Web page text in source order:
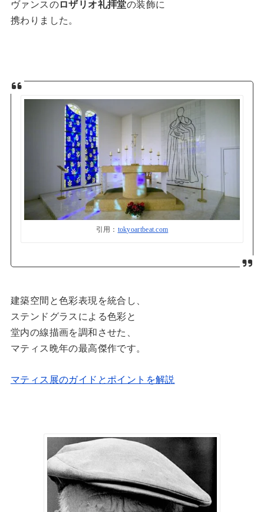
ヴァンスのロザリオ礼拝堂の装飾に
携わりました。
引用： tokyoartbeat.com
建築空間と色彩表現を統合し、
ステンドグラスによる色彩と
堂内の線描画を調和させた、
マティス晩年の最高傑作です。
マティス展のガイドとポイントを解説